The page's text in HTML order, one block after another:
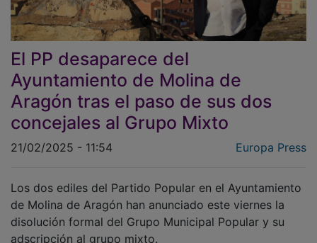
El PP desaparece del
Ayuntamiento de Molina de
Aragón tras el paso de sus dos
concejales al Grupo Mixto
de Molina de Aragón han anunciado este viernes la
disolución formal del Grupo Municipal Popular y su
adscripción al grupo mixto.